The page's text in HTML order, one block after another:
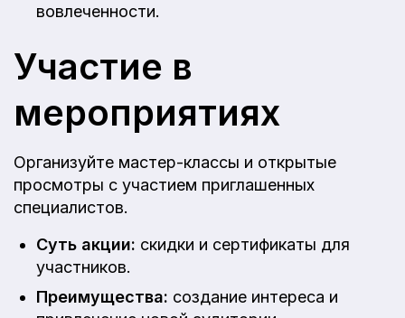
вовлеченности.
Участие в
мероприятиях
Организуйте мастер-классы и открытые
просмотры с участием приглашенных
специалистов.
Суть акции: скидки и сертификаты для
участников.
Преимущества: создание интереса и